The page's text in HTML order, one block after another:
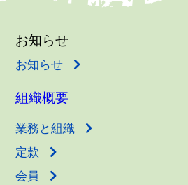
お知らせ
お知らせ
組織概要
業務と組織
定款
会員